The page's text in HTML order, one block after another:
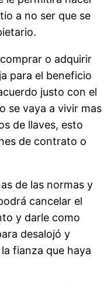
a no ser que se
o adquirir
para el beneficio
justo con el
se vaya a vivir mas
de llaves, esto
de contrato o
de las normas y
cancelar el
y darle como
desalojó y
fianza que haya